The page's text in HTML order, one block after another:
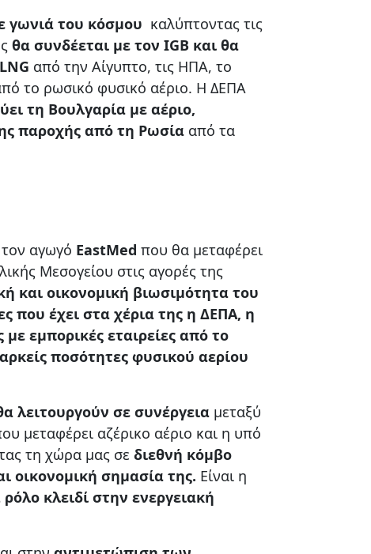
γωνιά του κόσμου καλύπτοντας τις
θα συνδέεται με τον IGB και θα
LNG από την Αίγυπτο, τις ΗΠΑ, το
το ρωσικό φυσικό αέριο. Η ΔΕΠΑ
τη Βουλγαρία με αέριο,
παροχής από τη Ρωσία από τα
αγωγό EastMed που θα μεταφέρει
Μεσογείου στις αγορές της
και οικονομική βιωσιμότητα του
που έχει στα χέρια της η ΔΕΠΑ, η
εμπορικές εταιρείες από το
ποσότητες φυσικού αερίου
λειτουργούν σε συνέργεια μεταξύ
μεταφέρει αζέρικο αέριο και η υπό
τη χώρα μας σε διεθνή κόμβο
οικονομική σημασία της. Είναι η
κλειδί στην ενεργειακή